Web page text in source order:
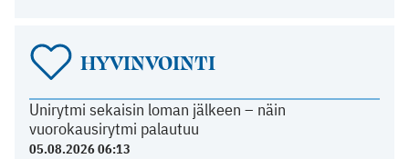
HYVINVOINTI
Unirytmi sekaisin loman jälkeen – näin
vuorokausirytmi palautuu
05.08.2026 06:13